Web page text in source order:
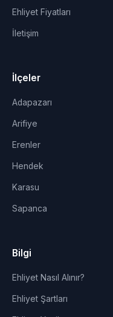
Ehliyet Fiyatları
İletişim
İlçeler
Adapazarı
Arifiye
Erenler
Hendek
Karasu
Sapanca
Bilgi
Ehliyet Nasıl Alınır?
Ehliyet Şartları